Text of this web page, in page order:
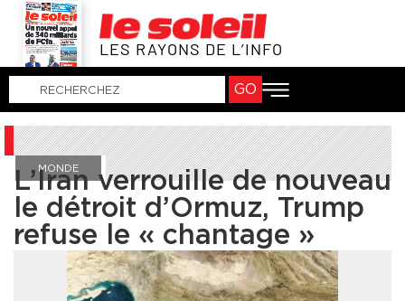
LES RAYONS DE L’INFO
GO
MONDE
L’Iran verrouille de nouveau
le détroit d’Ormuz, Trump
refuse le « chantage »